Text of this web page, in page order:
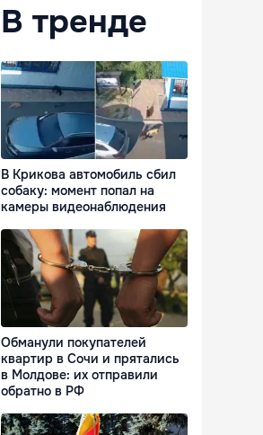
В тренде
В Крикова автомобиль сбил
собаку: момент попал на
камеры видеонаблюдения
Обманули покупателей
квартир в Сочи и прятались
в Молдове: их отправили
обратно в РФ